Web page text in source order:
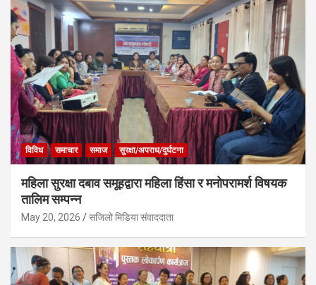
विविध समाचार समाज सुरक्षा/अपराध/दुर्घटना
महिला सुरक्षा दबाव समूहद्वारा महिला हिंसा र मनोपरामर्श विषयक
तालिम सम्पन्न
May 20, 2026 सजिलो मिडिया संवाददाता